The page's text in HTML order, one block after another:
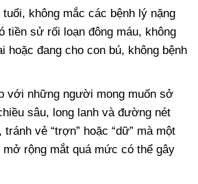
không mắc các bệnh lý nặng
tiền sử rối loạn đông máu, không
hoặc đang cho con bú, không bệnh
với những người mong muốn sở
sâu, long lanh và đường nét
vẻ “trợn” hoặc “dữ” mà một
rộng mắt quá mức có thể gây